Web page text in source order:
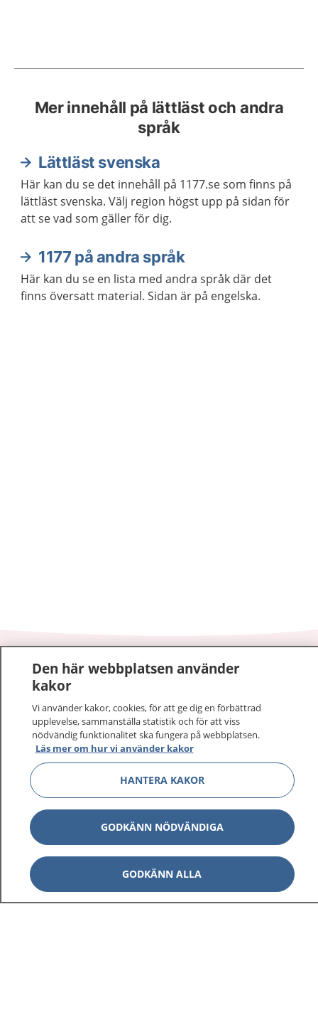
Mer innehåll på lättläst och andra
språk
Lättläst svenska
Här kan du se det innehåll på 1177.se som finns på
lättläst svenska. Välj region högst upp på sidan för
att se vad som gäller för dig.
1177 på andra språk
Här kan du se en lista med andra språk där det
finns översatt material. Sidan är på engelska.
1177–tryggt om din hälsa och vård
På 1177.se får du råd om hälsa och information om
sjukdomar och vilka mottagningar du kan kontakta.
Logga in för att läsa din journal och göra dina
vårdärenden. Ring telefonnummer 1177 för
sjukvårdsrådgivning dygnet runt.
1177 ger dig råd när du vill må bättre.
1177 på flera språk Visa
Den här webbplatsen använder
kakor
Vi använder kakor, cookies, för att ge dig en förbättrad
upplevelse, sammanställa statistik och för att viss
nödvändig funktionalitet ska fungera på webbplatsen.
Läs mer om hur vi använder kakor
HANTERA KAKOR
GODKÄNN NÖDVÄNDIGA
GODKÄNN ALLA